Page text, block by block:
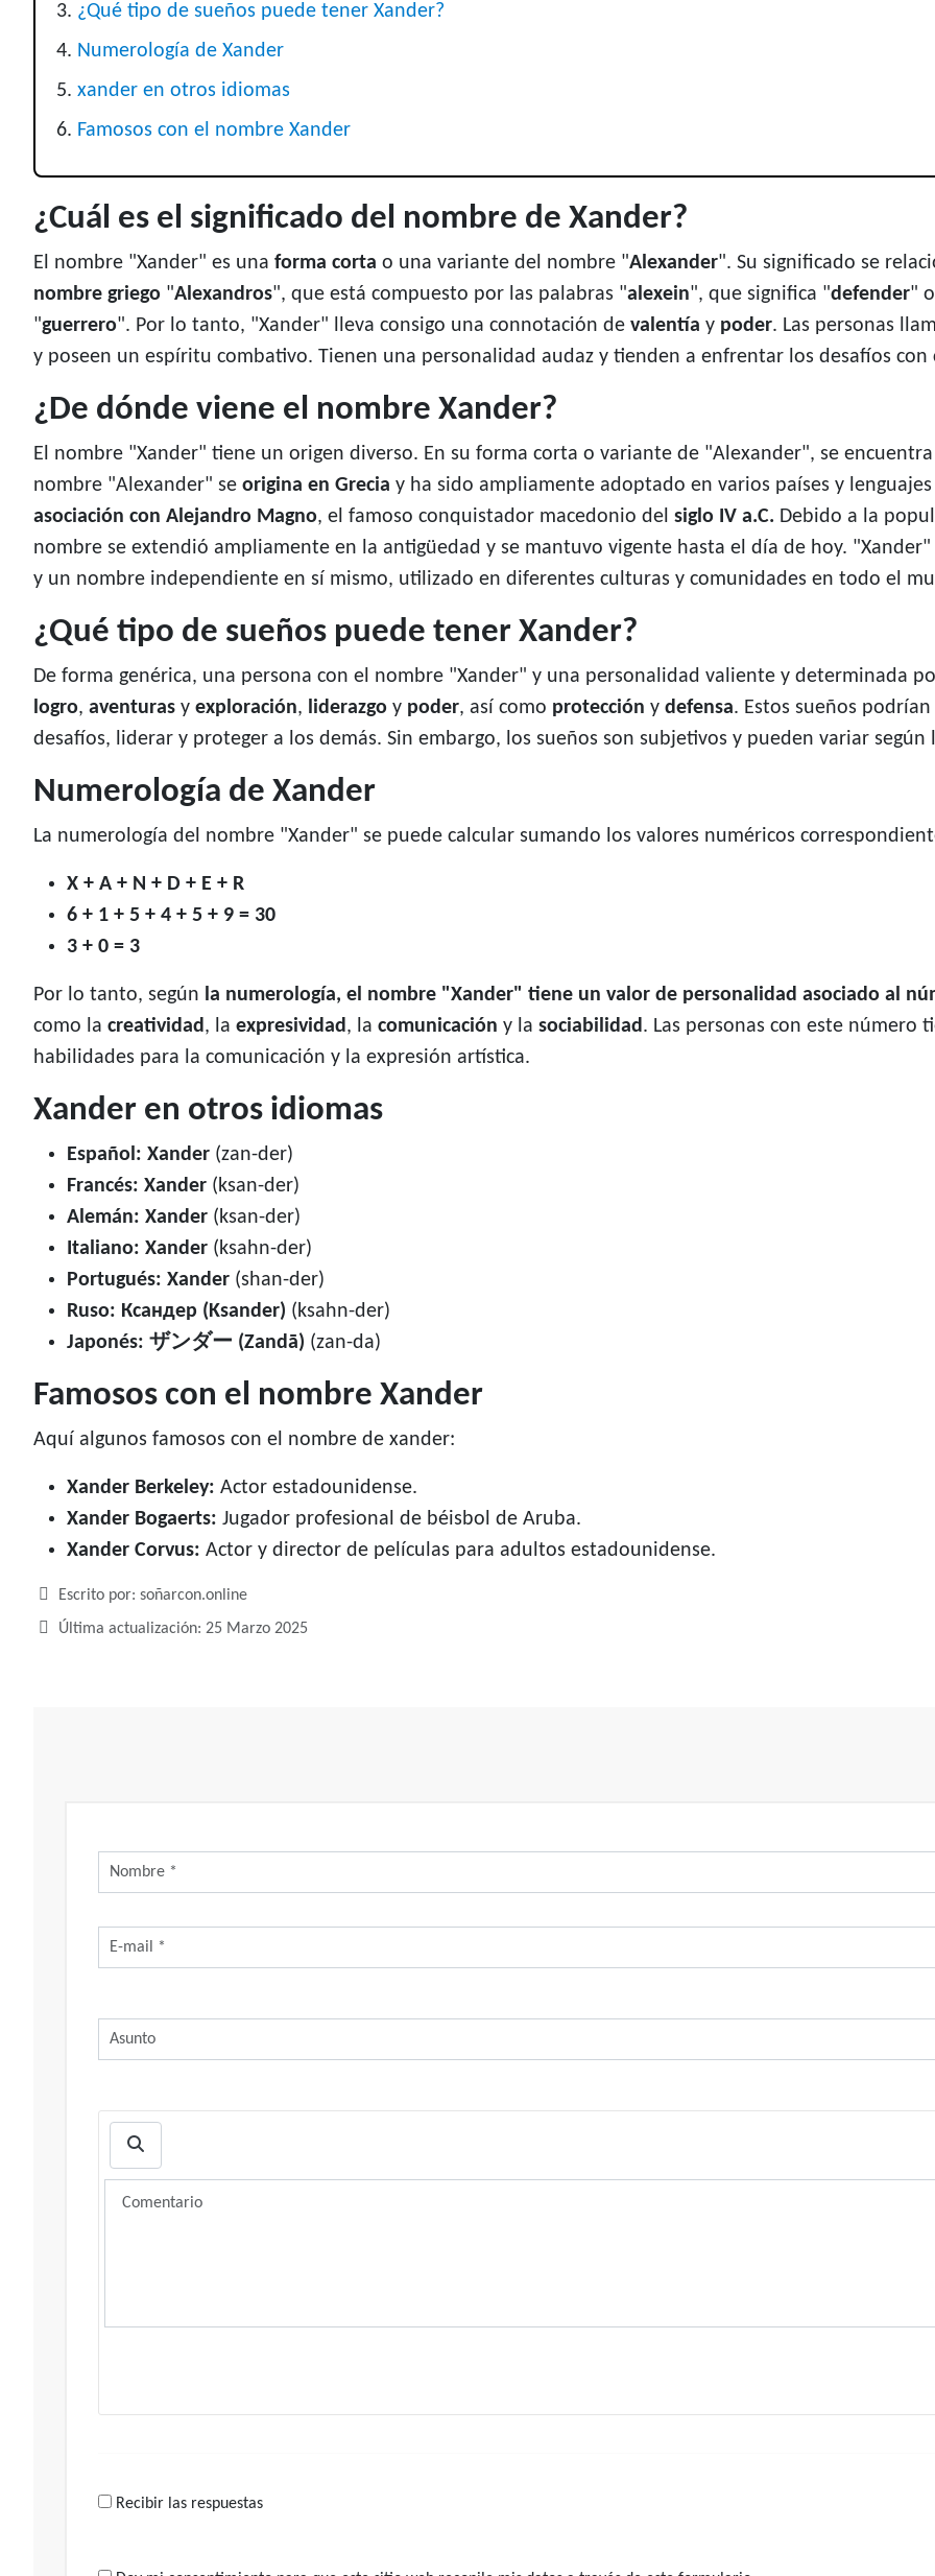
¿Qué tipo de sueños puede tener Xander?
Numerología de Xander
xander en otros idiomas
Famosos con el nombre Xander
¿Cuál es el significado del nombre de Xander?
El nombre "Xander" es una forma corta o una variante del nombre "Alexander". Su significado se
nombre griego "Alexandros", que está compuesto por las palabras "alexein", que significa "defender"
"guerrero". Por lo tanto, "Xander" lleva consigo una connotación de valentía y poder. Las personas
y poseen un espíritu combativo. Tienen una personalidad audaz y tienden a enfrentar los desafíos
¿De dónde viene el nombre Xander?
El nombre "Xander" tiene un origen diverso. En su forma corta o variante de "Alexander", se
nombre "Alexander" se origina en Grecia y ha sido ampliamente adoptado en varios países y
asociación con Alejandro Magno, el famoso conquistador macedonio del siglo IV a.C. Debido a la
nombre se extendió ampliamente en la antigüedad y se mantuvo vigente hasta el día de hoy.
y un nombre independiente en sí mismo, utilizado en diferentes culturas y comunidades en todo el
¿Qué tipo de sueños puede tener Xander?
De forma genérica, una persona con el nombre "Xander" y una personalidad valiente y determinada
logro, aventuras y exploración, liderazgo y poder, así como protección y defensa. Estos sueños
desafíos, liderar y proteger a los demás. Sin embargo, los sueños son subjetivos y pueden variar
Numerología de Xander
La numerología del nombre "Xander" se puede calcular sumando los valores numéricos
X + A + N + D + E + R
6 + 1 + 5 + 4 + 5 + 9 = 30
3 + 0 = 3
Por lo tanto, según la numerología, el nombre "Xander" tiene un valor de personalidad asociado al
como la creatividad, la expresividad, la comunicación y la sociabilidad. Las personas con este número
habilidades para la comunicación y la expresión artística.
Xander en otros idiomas
Español: Xander (zan-der)
Francés: Xander (ksan-der)
Alemán: Xander (ksan-der)
Italiano: Xander (ksahn-der)
Portugués: Xander (shan-der)
Ruso: Ксандер (Ksander) (ksahn-der)
Japonés: ザンダー (Zandā) (zan-da)
Famosos con el nombre Xander
Aquí algunos famosos con el nombre de xander:
Xander Berkeley: Actor estadounidense.
Xander Bogaerts: Jugador profesional de béisbol de Aruba.
Xander Corvus: Actor y director de películas para adultos estadounidense.
Detalles
Escrito por: soñarcon.online
Última actualización: 25 Marzo 2025
Recibir las respuestas